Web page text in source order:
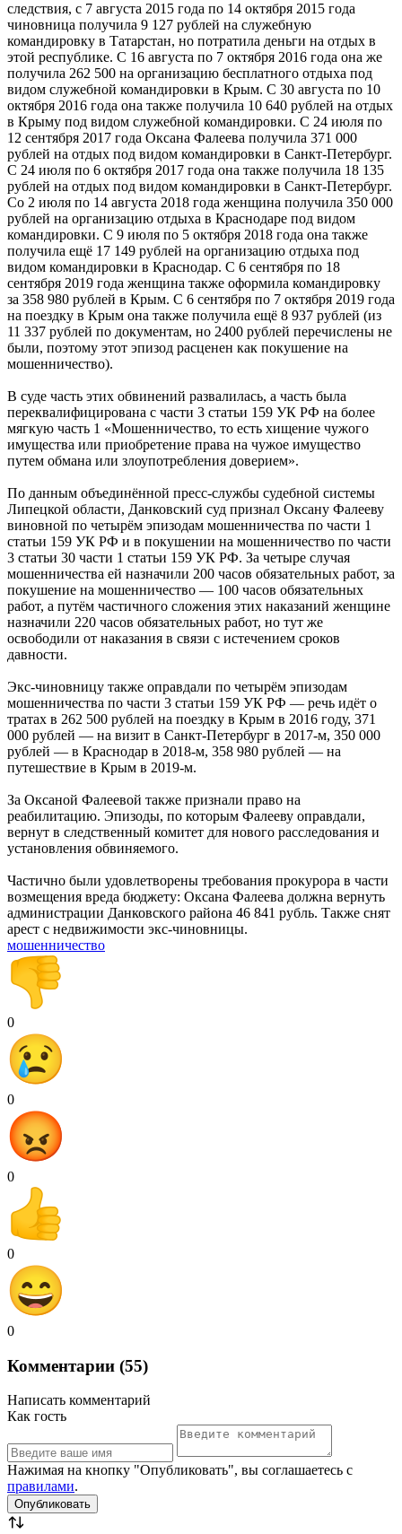
следствия, с 7 августа 2015 года по 14 октября 2015 года
чиновница получила 9 127 рублей на служебную
командировку в Татарстан, но потратила деньги на отдых в
этой республике. С 16 августа по 7 октября 2016 года она же
получила 262 500 на организацию бесплатного отдыха под
видом служебной командировки в Крым. С 30 августа по 10
октября 2016 года она также получила 10 640 рублей на отдых
в Крыму под видом служебной командировки. С 24 июля по
12 сентября 2017 года Оксана Фалеева получила 371 000
рублей на отдых под видом командировки в Санкт-Петербург.
С 24 июля по 6 октября 2017 года она также получила 18 135
рублей на отдых под видом командировки в Санкт-Петербург.
Со 2 июля по 14 августа 2018 года женщина получила 350 000
рублей на организацию отдыха в Краснодаре под видом
командировки. С 9 июля по 5 октября 2018 года она также
получила ещё 17 149 рублей на организацию отдыха под
видом командировки в Краснодар. С 6 сентября по 18
сентября 2019 года женщина также оформила командировку
за 358 980 рублей в Крым. С 6 сентября по 7 октября 2019 года
на поездку в Крым она также получила ещё 8 937 рублей (из
11 337 рублей по документам, но 2400 рублей перечислены не
были, поэтому этот эпизод расценен как покушение на
мошенничество).
В суде часть этих обвинений развалилась, а часть была
переквалифицирована с части 3 статьи 159 УК РФ на более
мягкую часть 1 «Мошенничество, то есть хищение чужого
имущества или приобретение права на чужое имущество
путем обмана или злоупотребления доверием».
По данным объединённой пресс-службы судебной системы
Липецкой области, Данковский суд признал Оксану Фалееву
виновной по четырём эпизодам мошенничества по части 1
статьи 159 УК РФ и в покушении на мошенничество по части
3 статьи 30 части 1 статьи 159 УК РФ. За четыре случая
мошенничества ей назначили 200 часов обязательных работ, за
покушение на мошенничество — 100 часов обязательных
работ, а путём частичного сложения этих наказаний женщине
назначили 220 часов обязательных работ, но тут же
освободили от наказания в связи с истечением сроков
давности.
Экс-чиновницу также оправдали по четырём эпизодам
мошенничества по части 3 статьи 159 УК РФ — речь идёт о
тратах в 262 500 рублей на поездку в Крым в 2016 году, 371
000 рублей — на визит в Санкт-Петербург в 2017-м, 350 000
рублей — в Краснодар в 2018-м, 358 980 рублей — на
путешествие в Крым в 2019-м.
За Оксаной Фалеевой также признали право на
реабилитацию. Эпизоды, по которым Фалееву оправдали,
вернут в следственный комитет для нового расследования и
установления обвиняемого.
Частично были удовлетворены требования прокурора в части
возмещения вреда бюджету: Оксана Фалеева должна вернуть
администрации Данковского района 46 841 рубль. Также снят
арест с недвижимости экс-чиновницы.
мошенничество
0
0
0
0
0
Комментарии (55)
Написать комментарий
Как гость
Нажимая на кнопку "Опубликовать", вы соглашаетесь с
правилами.